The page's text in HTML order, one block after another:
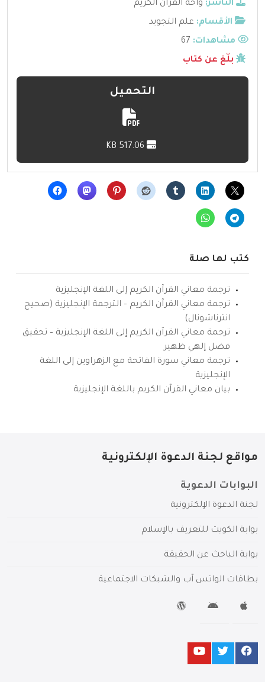
الناشر: واحة القرآن الكريم
الأقسام: علم التجويد
مشاهدات:
بلّغ عن كتاب
التحميل
كتب لها صلة
ترجمة معاني القرآن الكريم إلى اللغة الإنجليزية
ترجمة معاني القرآن الكريم – الترجمة الإنجليزية (صحيح
انترناشونال)
ترجمة معاني القرآن الكريم إلى اللغة الإنجليزية – تحقيق
فضل إلهي ظهير
ترجمة معاني سورة الفاتحة مع الزهراوين إلى اللغة
الإنجليزية
بيان معاني القرآن الكريم باللغة الإنجليزية
مواقع لجنة الدعوة الإلكترونية
البوابات الدعوية
لجنة الدعوة الإلكترونية
بوابة الكويت للتعريف بالإسلام
بوابة الباحث عن الحقيقة
بطاقات الواتس آب والشبكات الاجتماعية